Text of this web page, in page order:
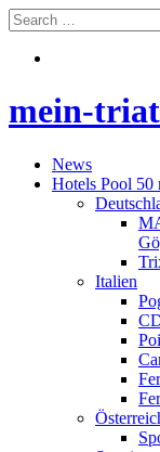
mein-
News
Hotels Pool 50
Italien